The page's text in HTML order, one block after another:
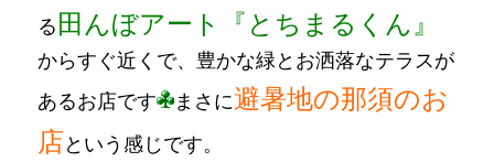
る田んぼアート『とちまるくん』
からすぐ近くで、豊かな緑とお洒落なテラスが
あるお店です
まさに避暑地の那須のお
店という感じです。